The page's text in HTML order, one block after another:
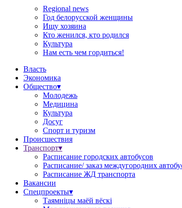
Regional news
Год белорусской женщины
Ищу хозяина
Кто женился, кто родился
Культура
Нам есть чем гордиться!
Власть
Экономика
Общество▾
Молодежь
Медицина
Культура
Досуг
Спорт и туризм
Происшествия
Транспорт▾
Расписание городских автобусов
Расписание/ заказ междугородних
Расписание ЖД транспорта
Вакансии
Спецпроекты▾
Таямніцы маёй вёскі